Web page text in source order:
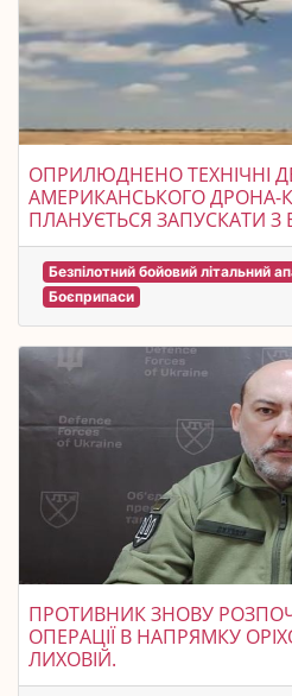
ОПРИЛЮДНЕНО ТЕХНІЧНІ
АМЕРИКАНСЬКОГО ДРОНА-
ПЛАНУЄТЬСЯ ЗАПУСКАТИ З
Безпілотний бойовий літальний
Боєприпаси
ПРОТИВНИК ЗНОВУ
ОПЕРАЦІЇ В НАПРЯМКУ
ЛИХОВІЙ.